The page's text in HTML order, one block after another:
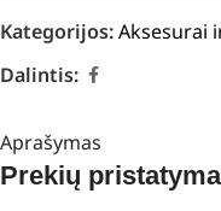
Kategorijos:Aksesurai
Dalintis:
Aprašymas
Prekių